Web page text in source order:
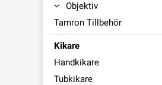
Objektiv
Tamron Tillbehör
Kikare
Handkikare
Tubkikare